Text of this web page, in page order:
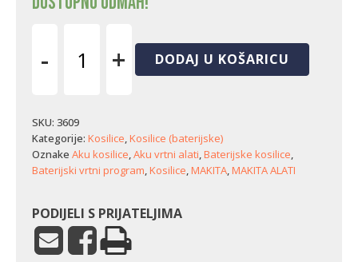
-
LM001GZ
količina
+ DODAJ U KOŠARICU
SKU: 3609
Kategorije: Kosilice,Kosilice (baterijske)
Oznake Aku kosilice,Aku vrtni alati,Baterijske kosilice,
Baterijski vrtni program,Kosilice,MAKITA,MAKITA ALATI
PODIJELI S PRIJATELJIMA